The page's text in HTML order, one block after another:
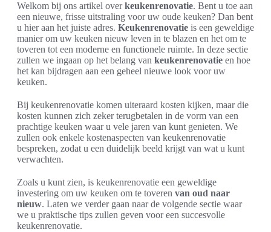
Welkom bij ons artikel overkeukenrenovatie. Bent u toe aan
een nieuwe, frisse uitstraling voor uw oude keuken? Dan bent
u hier aan het juiste adres. Keukenrenovatie is een geweldige
manier om uw keuken nieuw leven in te blazen en het om te
toveren tot een moderne en functionele ruimte. In deze sectie
zullen we ingaan op het belang van keukenrenovatie en hoe
het kan bijdragen aan een geheel nieuwe look voor uw
keuken.
Bij keukenrenovatie komen uiteraard kosten kijken, maar die
kosten kunnen zich zeker terugbetalen in de vorm van een
prachtige keuken waar u vele jaren van kunt genieten. We
zullen ook enkele kostenaspecten van keukenrenovatie
bespreken, zodat u een duidelijk beeld krijgt van wat u kunt
verwachten.
Zoals u kunt zien, is keukenrenovatie een geweldige
investering om uw keuken om te toveren van oud naar
nieuw. Laten we verder gaan naar de volgende sectie waar
we u praktische tips zullen geven voor een succesvolle
keukenrenovatie.